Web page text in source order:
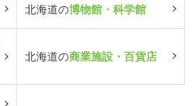
北海道の博物館・科学館
北海道の商業施設・百貨店